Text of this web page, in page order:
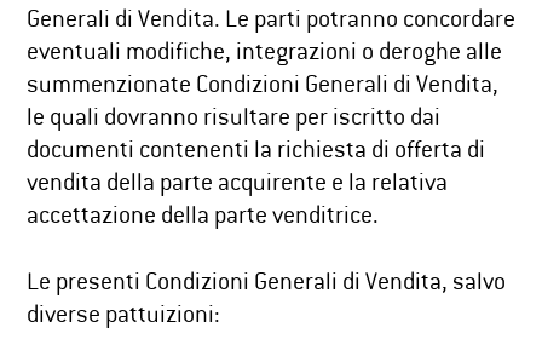
Generali di Vendita. Le parti potranno concordare
eventuali modifiche, integrazioni o deroghe alle
summenzionate Condizioni Generali di Vendita,
le quali dovranno risultare per iscritto dai
documenti contenenti la richiesta di offerta di
vendita della parte acquirente e la relativa
accettazione della parte venditrice.
Le presenti Condizioni Generali di Vendita, salvo
diverse pattuizioni: